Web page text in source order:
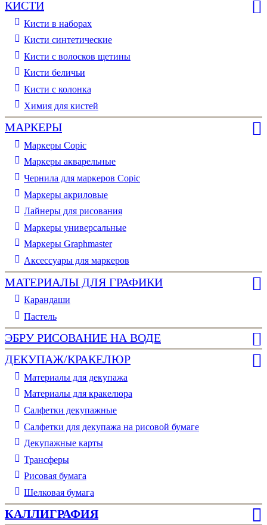
КИСТИ
Кисти в наборах
Кисти синтетические
Кисти с волосков щетины
Кисти беличьи
Кисти с колонка
Химия для кистей
МАРКЕРЫ
Маркеры Copic
Маркеры акварельные
Чернила для маркеров Copic
Маркеры акриловые
Лайнеры для рисования
Маркеры универсальные
Маркеры Graphmaster
Аксессуары для маркеров
МАТЕРИАЛЫ ДЛЯ ГРАФИКИ
Карандаши
Пастель
ЭБРУ РИСОВАНИЕ НА ВОДЕ
ДЕКУПАЖ/КРАКЕЛЮР
Материалы для декупажа
Материалы для кракелюра
Cалфетки декупажные
Салфетки для декупажа на рисовой бумаге
Декупажные карты
Трансферы
Рисовая бумага
Шелковая бумага
КАЛЛИГРАФИЯ